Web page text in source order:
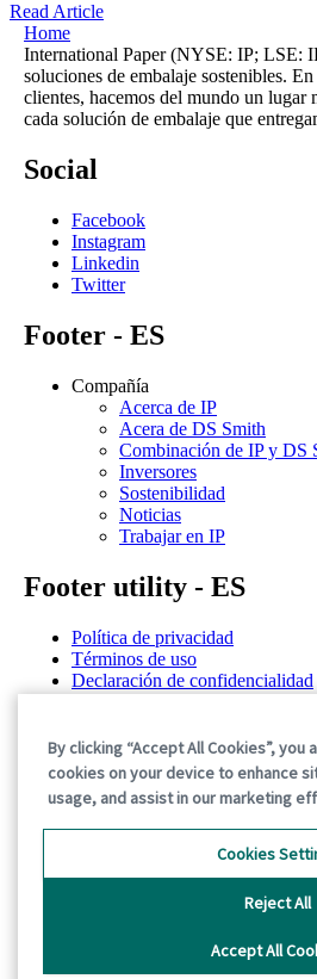
Read Article
Home
International Paper (NYSE: IP; LSE:
soluciones de embalaje sostenibles.
clientes, hacemos del mundo un lugar
cada solución de embalaje que
Social
Facebook
Instagram
Linkedin
Twitter
Footer - ES
Compañía
Acerca de IP
Acera de DS Smith
Combinación de IP y DS
Inversores
Sostenibilidad
Noticias
Trabajar en IP
Footer utility - ES
Política de privacidad
Términos de uso
Declaración de confidencialidad
©2026 International Paper. All Rights
By clicking “Accept All Cookies”,
cookies on your device to enhance
usage, and assist in our marketing
Accept All
Reject All
Cookies